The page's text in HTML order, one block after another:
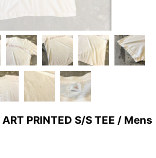
PRINTED S/S TEE / Mens